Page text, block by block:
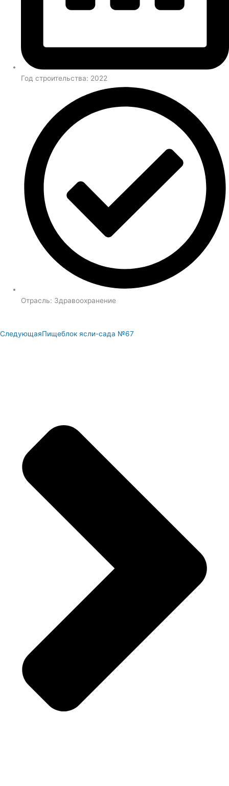
Год строительства: 2022
Отрасль: Здравоохранение
СледующаяПищеблок ясли-сада №67